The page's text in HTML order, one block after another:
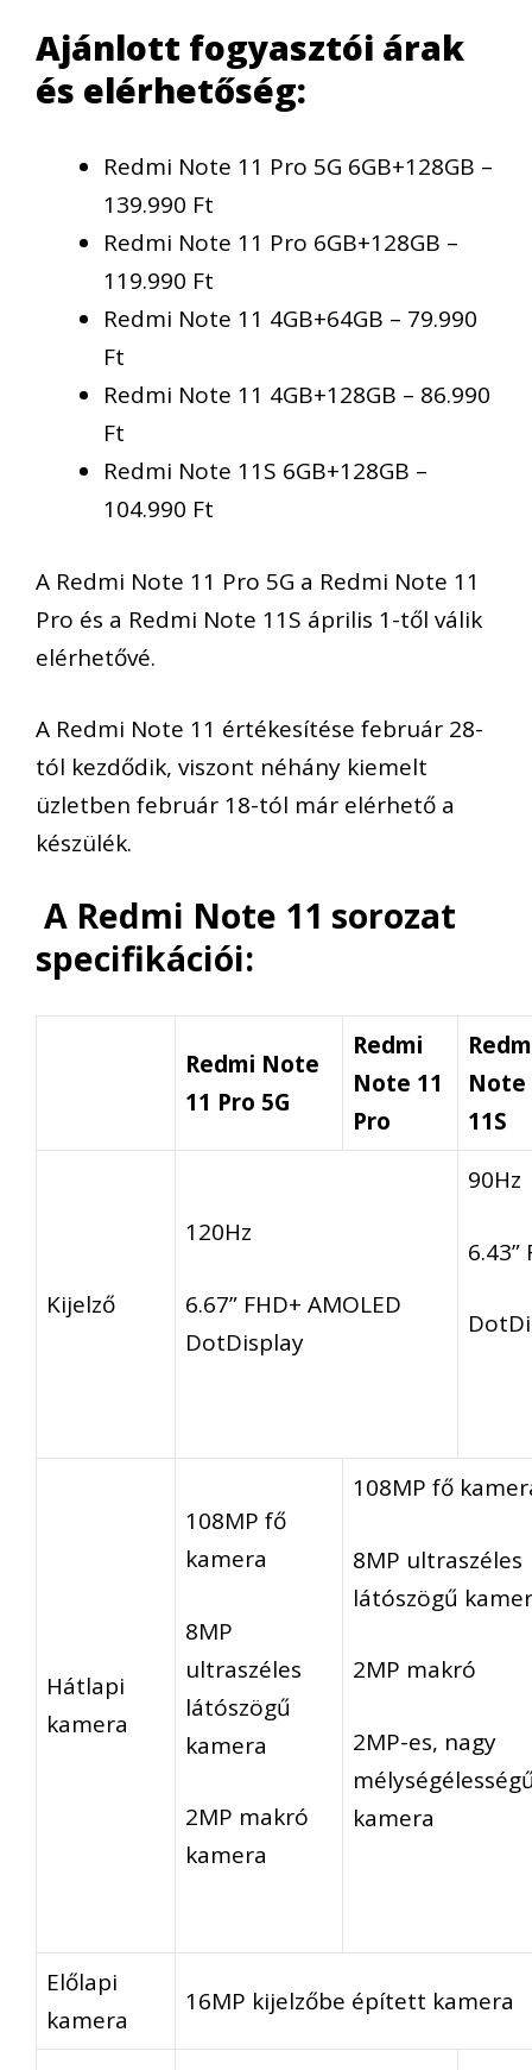
Ajánlott fogyasztói árak
és elérhetőség:
Redmi Note 11 Pro 5G 6GB+128GB –
139.990 Ft
Redmi Note 11 Pro 6GB+128GB –
119.990 Ft
Redmi Note 11 4GB+64GB – 79.990
Ft
Redmi Note 11 4GB+128GB – 86.990
Ft
Redmi Note 11S 6GB+128GB –
104.990 Ft
A Redmi Note 11 Pro 5G a Redmi Note 11
Pro és a Redmi Note 11S április 1-től válik
elérhetővé.
A Redmi Note 11 értékesítése február 28-
tól kezdődik, viszont néhány kiemelt
üzletben február 18-tól már elérhető a
készülék.
A Redmi Note 11 sorozat
specifikációi:
Redmi Note
11 Pro 5G
Redmi
Note 11
Pro
Note
11S
Kijelző
120Hz
6.67” FHD+ AMOLED
DotDisplay
90Hz
6.43”
Hátlapi
kamera
108MP fő
kamera
8MP
ultraszéles
látószögű
kamera
2MP makró
kamera
108MP fő
8MP ultraszéles
látószögű
2MP makró
2MP-es, nagy
kamera
Előlapi
kamera
16MP kijelzőbe épített kamera